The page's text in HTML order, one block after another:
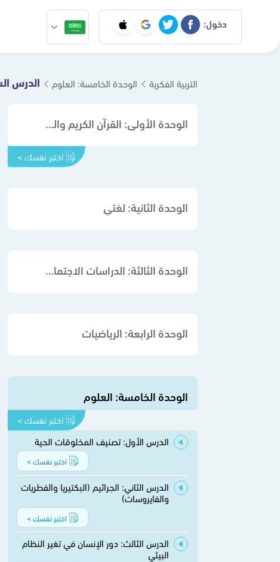
دخول:
التربية الفكرية الوحدة الخامسة: العلوم
الوحدة الأولى: القرآن الكريم والدراسات الإسلامية
اختبر نفسك >
الوحدة الثانية: لغتي
الوحدة الثالثة: الدراسات الاجتماعية
الوحدة الرابعة: الرياضيات
الوحدة الخامسة: العلوم
اختبر نفسك >
الدرس الأول: تصنيف المخلوقات الحية
اختبر نفسك >
الدرس الثاني: الجراثيم (البكتيريا والفطريات
والفايروسات)
اختبر نفسك >
الدرس الثالث: دور الإنسان في تغير النظام
البيئي